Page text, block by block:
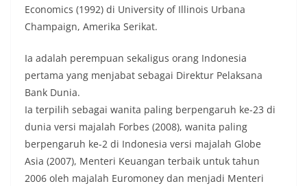
Economics (1992) di University of Illinois Urbana
Champaign, Amerika Serikat.
Ia adalah perempuan sekaligus orang Indonesia
pertama yang menjabat sebagai Direktur Pelaksana
Bank Dunia.
Ia terpilih sebagai wanita paling berpengaruh ke-23 di
dunia versi majalah Forbes (2008), wanita paling
berpengaruh ke-2 di Indonesia versi majalah Globe
Asia (2007), Menteri Keuangan terbaik untuk tahun
2006 oleh majalah Euromoney dan menjadi Menteri